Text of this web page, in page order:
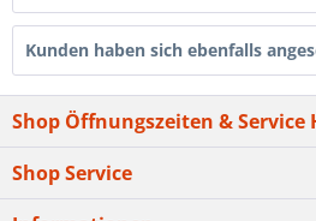
Kunden haben sich ebenfalls
Shop Öffnungszeiten & Service
Shop Service